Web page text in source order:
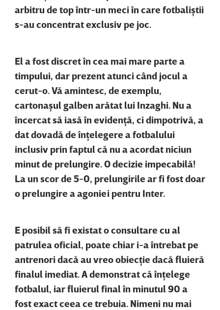
arbitru de top într-un meci în care fotbaliştii
s-au concentrat exclusiv pe joc.
El a fost discret în cea mai mare parte a
timpului, dar prezent atunci când jocul a
cerut-o. Vă amintesc, de exemplu,
cartonaşul galben arătat lui Inzaghi. Nu a
încercat să iasă în evidenţă, ci dimpotrivă, a
dat dovadă de înţelegere a fotbalului
inclusiv prin faptul că nu a acordat niciun
minut de prelungire. O decizie impecabilă!
La un scor de 5-0, prelungirile ar fi fost doar
o prelungire a agoniei pentru Inter.
E posibil să fi existat o consultare cu al
patrulea oficial, poate chiar i-a întrebat pe
antrenori dacă au vreo obiecţie dacă fluieră
finalul imediat. A demonstrat că înţelege
fotbalul, iar fluierul final în minutul 90 a
fost exact ceea ce trebuia. Nimeni nu mai